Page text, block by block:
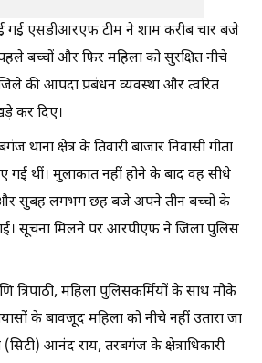
गई एसडीआरएफ टीम ने शाम करीब चार बजे
बच्चों और फिर महिला को सुरक्षित नीचे
की आपदा प्रबंधन व्यवस्था और त्वरित
कर दिए।
थाना क्षेत्र के तिवारी बाजार निवासी गीता
गई थीं। मुलाकात नहीं होने के बाद वह सीधे
और सुबह लगभग छह बजे अपने तीन बच्चों के
सूचना मिलने पर आरपीएफ ने जिला पुलिस
त्रिपाठी, महिला पुलिसकर्मियों के साथ मौके
के बावजूद महिला को नीचे नहीं उतारा जा
(सिटी) आनंद राय, तरबगंज के क्षेत्राधिकारी